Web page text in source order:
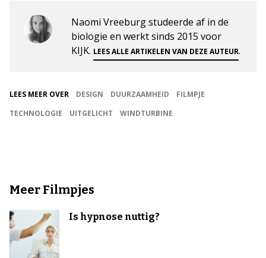
Naomi Vreeburg studeerde af in de
biologie en werkt sinds 2015 voor
KIJK. LEES ALLE ARTIKELEN VAN DEZE AUTEUR.
LEES MEER OVER DESIGN DUURZAAMHEID
FILMPJE
TECHNOLOGIE
UITGELICHT WINDTURBINE
Meer Filmpjes
Is hypnose nuttig?